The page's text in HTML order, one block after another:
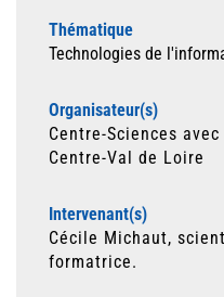
Thématique
Technologies de
Organisateur(s)
Centre-Sciences
Centre-Val de Loire
Intervenant(s)
Cécile Michaut,
formatrice.